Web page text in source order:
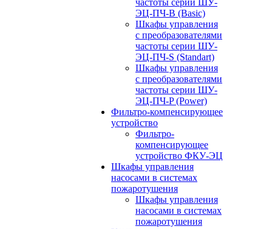
частоты серии ШУ-
ЭЦ-ПЧ-В (Basic)
Шкафы управления
с преобразователями
частоты серии ШУ-
ЭЦ-ПЧ-S (Standart)
Шкафы управления
с преобразователями
частоты серии ШУ-
ЭЦ-ПЧ-P (Power)
Фильтро-компенсирующее
устройство
Фильтро-
компенсирующее
устройство ФКУ-ЭЦ
Шкафы управления
насосами в системах
пожаротушения
Шкафы управления
насосами в системах
пожаротушения